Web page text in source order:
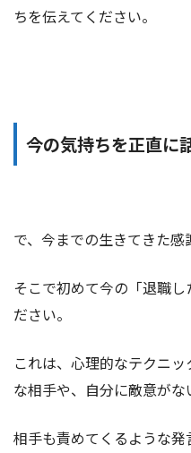
ちを伝えてください。
今の気持ちを正直に話
で、今までの生きてきた感
そこで初めて今の「退職
ださい。
これは、心理的なテクニ
な相手や、自分に敵意がな
相手も責めてくるような